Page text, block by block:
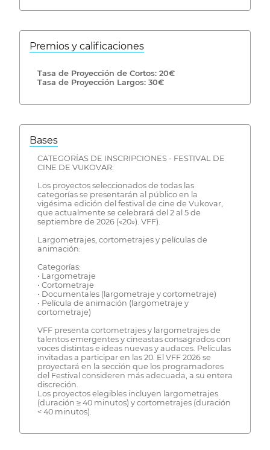
Premios y calificaciones
Tasa de Proyección de Cortos: 20€
Tasa de Proyección Largos: 30€
Bases
CATEGORÍAS DE INSCRIPCIONES - FESTIVAL DE
CINE DE VUKOVAR:
Los proyectos seleccionados de todas las
categorías se presentarán al público en la
vigésima edición del festival de cine de Vukovar,
que actualmente se celebrará del 2 al 5 de
septiembre de 2026 («20»). VFF).
Largometrajes, cortometrajes y películas de
animación:
Categorías:
• Largometraje
• Cortometraje
• Documentales (largometraje y cortometraje)
• Película de animación (largometraje y
cortometraje)
VFF presenta cortometrajes y largometrajes de
talentos emergentes y cineastas consagrados con
voces distintas e ideas nuevas y audaces. Películas
invitadas a participar en las 20. El VFF 2026 se
proyectará en la sección que los programadores
del Festival consideren más adecuada, a su entera
discreción.
Los proyectos elegibles incluyen largometrajes
(duración ≥ 40 minutos) y cortometrajes (duración
< 40 minutos).